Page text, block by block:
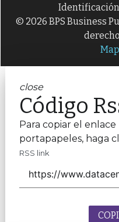
Identificación
© 2026 BPS Business
close
Código
Para copiar el enlace
portapapeles, haga
RSS link